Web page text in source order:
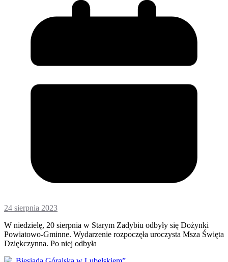
24 sierpnia 2023
W niedzielę, 20 sierpnia w Starym Zadybiu odbyły się Dożynki
Powiatowo-Gminne. Wydarzenie rozpoczęła uroczysta Msza Święta
Dziękczynna. Po niej odbyła